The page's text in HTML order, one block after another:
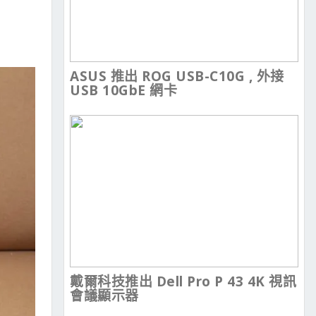
ASUS 推出 ROG USB-C10G , 外接
USB 10GbE 網卡
戴爾科技推出 Dell Pro P 43 4K 視訊
會議顯示器